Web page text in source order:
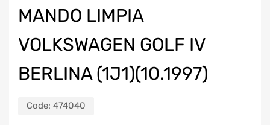
MANDO LIMPIA
VOLKSWAGEN GOLF IV
BERLINA (1J1)(10.1997)
Code: 474040